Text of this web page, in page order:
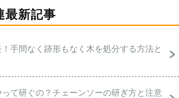
最新記事
手間なく跡形もなく木を処分する方法と
て研ぐの？チェーンソーの研ぎ方と注意